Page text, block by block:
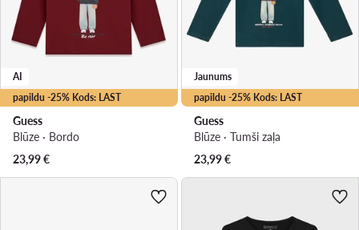
papildu -25% Kods: LAST
AI
Guess
Blūze · Bordo
23,99€
papildu -25% Kods: LAST
Jaunums
Guess
Blūze · Tumši zaļa
23,99€